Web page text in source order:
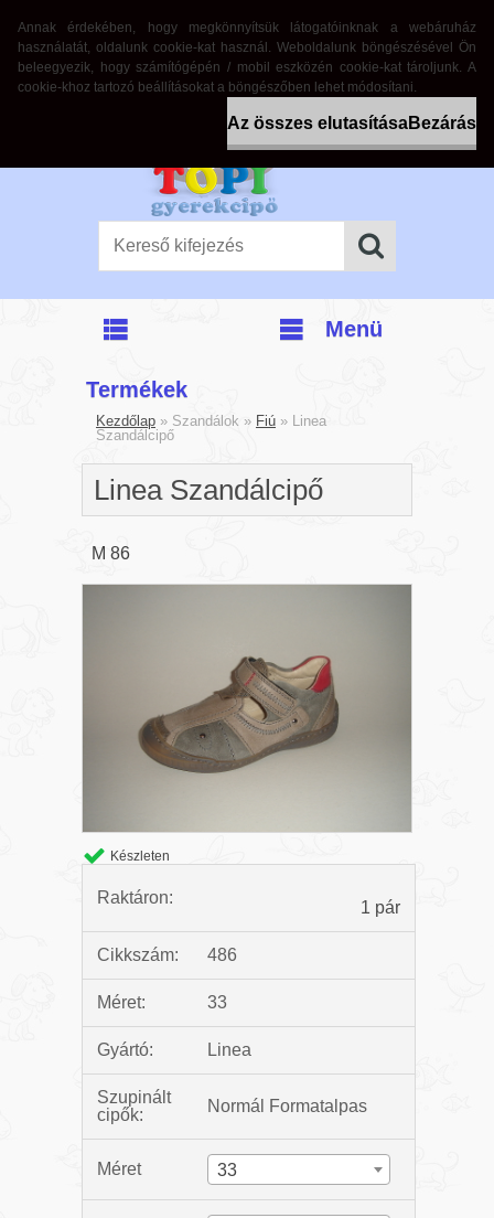
Annak érdekében, hogy megkönnyítsük látogatóinknak a webáruház
használatát, oldalunk cookie-kat használ. Weboldalunk böngészésével Ön
beleegyezik, hogy számítógépén / mobil eszközén cookie-kat tároljunk. A
cookie-khoz tartozó beállításokat a böngészőben lehet módosítani.
Az összes elutasításaBezárás
Bejelentkezés Regisztráció
Termékek
Menü
Kezdőlap » Szandálok » Fiú » Linea
Szandálcipő
Linea Szandálcipő
M 86
Készleten
Raktáron:
1 pár
Cikkszám: 486
Méret: 33
Gyártó: Linea
Szupinált
cipők:
Normál Formatalpas
Méret 33